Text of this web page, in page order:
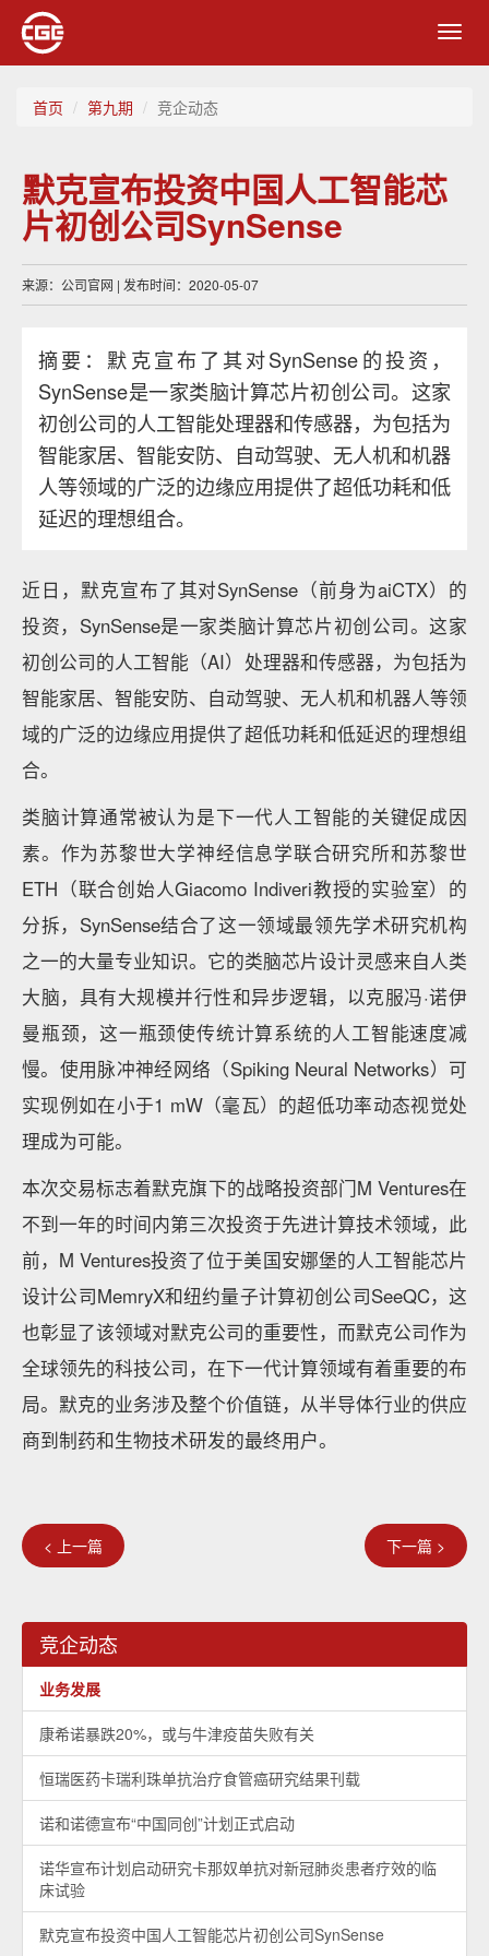
首页 第九期 竞企动态
默克宣布投资中国人工智能芯
片初创公司SynSense
来源：公司官网 | 发布时间：2020-05-07
摘要：默克宣布了其对SynSense的投资，
SynSense是一家类脑计算芯片初创公司。这家
初创公司的人工智能处理器和传感器，为包括为
智能家居、智能安防、自动驾驶、无人机和机器
人等领域的广泛的边缘应用提供了超低功耗和低
延迟的理想组合。
近日，默克宣布了其对SynSense（前身为aiCTX）的
投资，SynSense是一家类脑计算芯片初创公司。这家
初创公司的人工智能（AI）处理器和传感器，为包括为
智能家居、智能安防、自动驾驶、无人机和机器人等领
域的广泛的边缘应用提供了超低功耗和低延迟的理想组
合。
类脑计算通常被认为是下一代人工智能的关键促成因
素。作为苏黎世大学神经信息学联合研究所和苏黎世
ETH（联合创始人Giacomo Indiveri教授的实验室）的
分拆，SynSense结合了这一领域最领先学术研究机构
之一的大量专业知识。它的类脑芯片设计灵感来自人类
大脑，具有大规模并行性和异步逻辑，以克服冯·诺伊
曼瓶颈，这一瓶颈使传统计算系统的人工智能速度减
慢。使用脉冲神经网络（Spiking Neural Networks）可
实现例如在小于1 mW（毫瓦）的超低功率动态视觉处
理成为可能。
本次交易标志着默克旗下的战略投资部门M Ventures在
不到一年的时间内第三次投资于先进计算技术领域，此
前，M Ventures投资了位于美国安娜堡的人工智能芯片
设计公司MemryX和纽约量子计算初创公司SeeQC，这
也彰显了该领域对默克公司的重要性，而默克公司作为
全球领先的科技公司，在下一代计算领域有着重要的布
局。默克的业务涉及整个价值链，从半导体行业的供应
商到制药和生物技术研发的最终用户。
< 上一篇 下一篇 >
竞企动态
业务发展
康希诺暴跌20%，或与牛津疫苗失败有关
恒瑞医药卡瑞利珠单抗治疗食管癌研究结果刊载
诺和诺德宣布“中国同创”计划正式启动
诺华宣布计划启动研究卡那奴单抗对新冠肺炎患者疗效的临
床试验
默克宣布投资中国人工智能芯片初创公司SynSense